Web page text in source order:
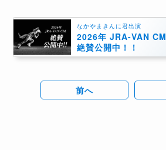
なかやまきんに君出演
2026年 JRA-VAN CM
絶賛公開中！！
前へ